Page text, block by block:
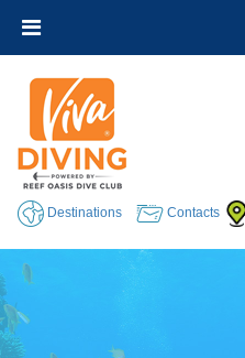
Destinations Contacts